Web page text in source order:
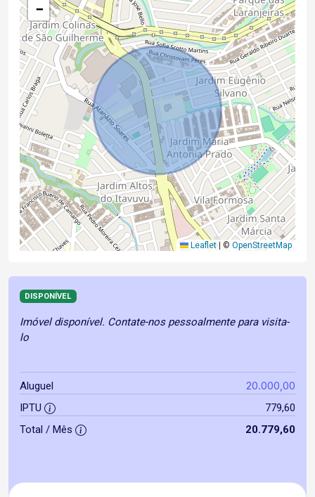
−
Leaflet © OpenStreetMap
DISPONÍVEL
Imóvel disponível. Contate-nos pessoalmente para visita-
lo
Aluguel 20.000,00
IPTU
779,60
Total / Mês
20.779,60